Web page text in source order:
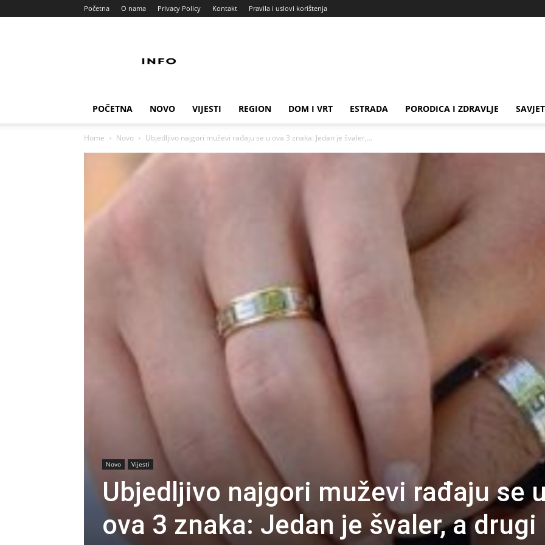
Početna O nama Privacy Policy Kontakt Pravila i uslovi korištenja
POČETNA NOVO VIJESTI REGION DOM I VRT ESTRADA PORODICA I ZDRAVLJE
Home Novo Ubjedljivo najgori muževi rađaju se u ova 3 znaka: Jedan je švaler,...
Novo Vijesti
Ubjedljivo najgori muževi rađaju se
ova 3 znaka: Jedan je švaler, a drugi